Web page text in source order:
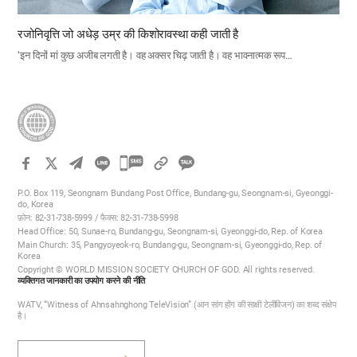
रजोनिवृत्ति जो अधेड़ उम्र की किशोरावस्था कही जाती है
‘इन दिनों मां कुछ अजीब लगती है। वह अक्सर चिढ़ जाती है। वह भावनात्मक रूप…
카
오
톡
공
하
기
P.O. Box 119, Seongnam Bundang Post Office, Bundang-gu, Seongnam-si, Gyeonggi-
do, Korea
फ़ोन: 82-31-738-5999 / फैक्स: 82-31-738-5998
Head Office: 50, Sunae-ro, Bundang-gu, Seongnam-si, Gyeonggi-do, Rep. of Korea
Main Church: 35, Pangyoyeok-ro, Bundang-gu, Seongnam-si, Gyeonggi-do, Rep. of
Korea
Copyright © WORLD MISSION SOCIETY CHURCH OF GOD. All rights reserved.
व्यक्तिगत जानकारी का उपयोग करने की नीति
WATV, “Witness of Ahnsahnghong TeleVision” (आन सांग होंग की साक्षी टेलीविजन) का शब्द संक्षेप
है।